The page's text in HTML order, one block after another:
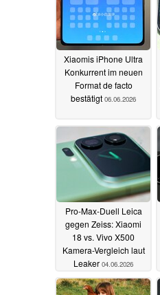
Xiaomis iPhone Ultra
Konkurrent im neuen
Format de facto
bestätigt 06.06.2026
Pro-Max-Duell Leica
gegen Zeiss: Xiaomi
18 vs. Vivo X500
Kamera-Vergleich laut
Leaker 04.06.2026